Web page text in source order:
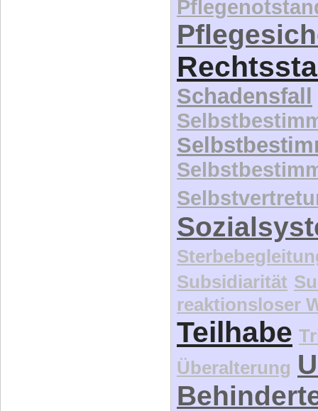
Schadensfall
Subsidiarität
reaktionsloser
Teilhabe
Überalterung